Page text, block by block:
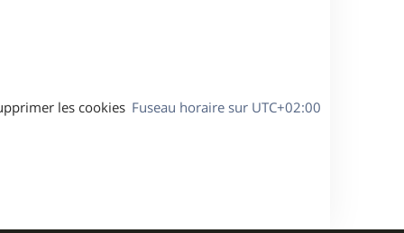
Fuseau horaire sur UTC+02:00
les cookies